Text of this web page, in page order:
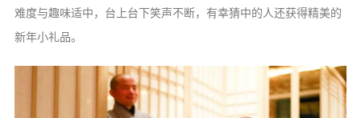
难度与趣味适中，台上台下笑声不断，有幸猜中的人还获得精美的
新年小礼品。